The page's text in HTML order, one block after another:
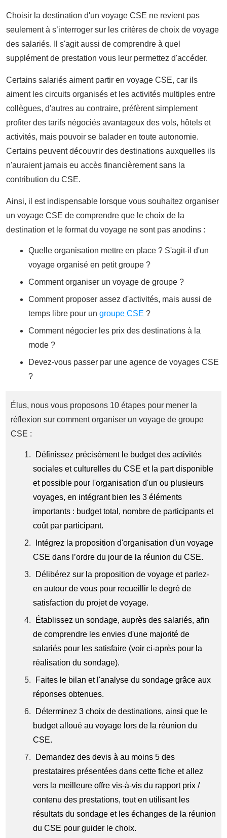
Choisir la destination d'un voyage CSE ne revient pas
seulement à s’interroger sur les critères de choix de voyage
des salariés. Il s'agit aussi de comprendre à quel
supplément de prestation vous leur permettez d'accéder.
Certains salariés aiment partir en voyage CSE, car ils
aiment les circuits organisés et les activités multiples entre
collègues, d'autres au contraire, préfèrent simplement
profiter des tarifs négociés avantageux des vols, hôtels et
activités, mais pouvoir se balader en toute autonomie.
Certains peuvent découvrir des destinations auxquelles ils
n'auraient jamais eu accès financièrement sans la
contribution du CSE.
Ainsi, il est indispensable lorsque vous souhaitez organiser
un voyage CSE de comprendre que le choix de la
destination et le format du voyage ne sont pas anodins :
Quelle organisation mettre en place ? S'agit-il d'un
voyage organisé en petit groupe ?
Comment organiser un voyage de groupe ?
Comment proposer assez d'activités, mais aussi de
temps libre pour un groupe CSE ?
Comment négocier les prix des destinations à la
mode ?
Devez-vous passer par une agence de voyages CSE
?
Élus, nous vous proposons 10 étapes pour mener la
réflexion sur comment organiser un voyage de groupe
CSE :
Définissez précisément le budget des activités
sociales et culturelles du CSE et la part disponible
et possible pour l'organisation d'un ou plusieurs
voyages, en intégrant bien les 3 éléments
importants : budget total, nombre de participants et
coût par participant.
Intégrez la proposition d'organisation d'un voyage
CSE dans l’ordre du jour de la réunion du CSE.
Délibérez sur la proposition de voyage et parlez-
en autour de vous pour recueillir le degré de
satisfaction du projet de voyage.
Établissez un sondage, auprès des salariés, afin
de comprendre les envies d'une majorité de
salariés pour les satisfaire (voir ci-après pour la
réalisation du sondage).
Faites le bilan et l'analyse du sondage grâce aux
réponses obtenues.
Déterminez 3 choix de destinations, ainsi que le
budget alloué au voyage lors de la réunion du
CSE.
Demandez des devis à au moins 5 des
prestataires présentées dans cette fiche et allez
vers la meilleure offre vis-à-vis du rapport prix /
contenu des prestations, tout en utilisant les
résultats du sondage et les échanges de la réunion
du CSE pour guider le choix.